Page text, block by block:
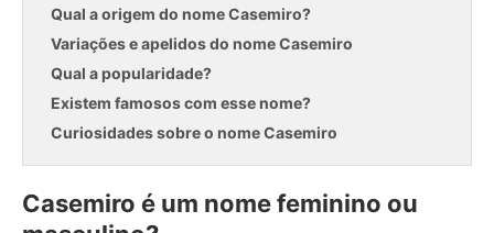
Qual a origem do nome Casemiro?
Variações e apelidos do nome Casemiro
Qual a popularidade?
Existem famosos com esse nome?
Curiosidades sobre o nome Casemiro
Casemiro é um nome feminino ou